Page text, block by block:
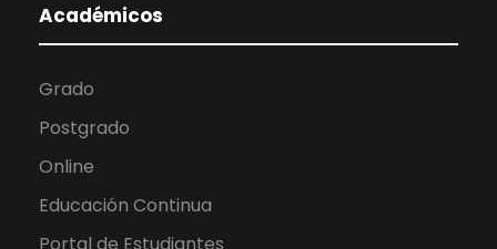
Académicos
Grado
Postgrado
Online
Educación Continua
Portal de Estudiantes